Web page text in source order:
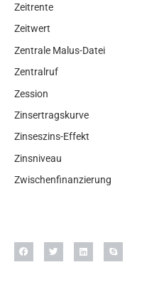
Zeitrente
Zeitwert
Zentrale Malus-Datei
Zentralruf
Zession
Zinsertragskurve
Zinseszins-Effekt
Zinsniveau
Zwischenfinanzierung